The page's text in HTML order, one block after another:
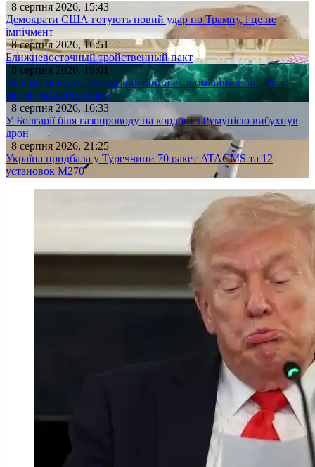
8 серпня 2026, 15:43
Демократи США готують новий удар по Трампу, і це не
імпічмент
8 серпня 2026, 16:51
Ближневосточный тройственный пакт
8 серпня 2026, 19:01
Україна вступила в надзвичайний економічний стан. Чи є
світло вкінці тунелю?
8 серпня 2026, 16:33
У Болгарії біля газопроводу на кордоні з Румунією вибухнув
дрон
8 серпня 2026, 21:25
Україна придбала у Туреччини 70 ракет ATACMS та 12
установок M270